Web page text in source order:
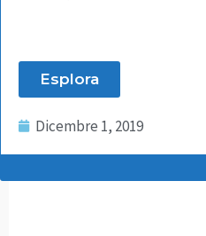
Esplora
Dicembre 1, 2019